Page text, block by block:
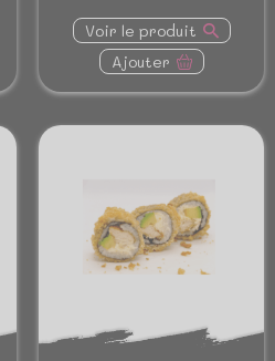
Voir le produit
Ajouter